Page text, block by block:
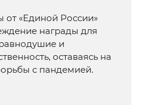
от «Единой России»
награды для
и
оставаясь на
с пандемией.